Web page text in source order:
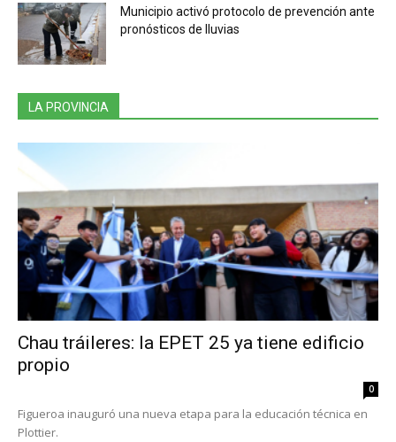
Municipio activó protocolo de prevención ante
pronósticos de lluvias
LA PROVINCIA
Chau tráileres: la EPET 25 ya tiene edificio
propio
0
Figueroa inauguró una nueva etapa para la educación técnica en
Plottier.